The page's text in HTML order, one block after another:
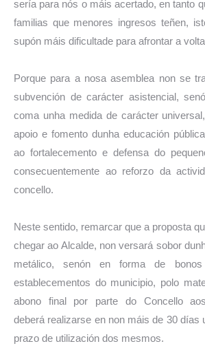
sería para nós o máis acertado, en tanto
familias que menores ingresos teñen,
supón máis dificultade para afrontar a
Porque para a nosa asemblea non se
subvención de carácter asistencial,
coma unha medida de carácter
apoio e fomento dunha educación
ao fortalecemento e defensa do
consecuentemente ao reforzo da
concello.
Neste sentido, remarcar que a proposta
chegar ao Alcalde, non versará sobor
metálico, senón en forma de
establecementos do municipio, polo
abono final por parte do Concello
deberá realizarse en non máis de 30 días
prazo de utilización dos mesmos.